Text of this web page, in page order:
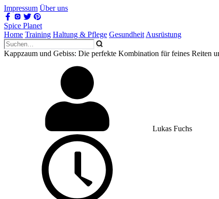
Impressum Über uns
Spice Planet
Home Training Haltung & Pflege Gesundheit Ausrüstung
Kappzaum und Gebiss: Die perfekte Kombination für feines Reiten
Lukas Fuchs